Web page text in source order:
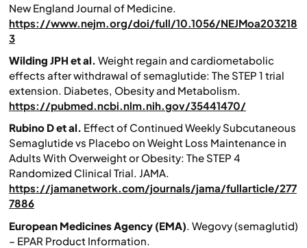
New England Journal of Medicine.
https://www.nejm.org/doi/full/10.1056/NEJMoa203218
3
Wilding JPH et al. Weight regain and cardiometabolic
effects after withdrawal of semaglutide: The STEP 1 trial
extension. Diabetes, Obesity and Metabolism.
https://pubmed.ncbi.nlm.nih.gov/35441470/
Rubino D et al. Effect of Continued Weekly Subcutaneous
Semaglutide vs Placebo on Weight Loss Maintenance in
Adults With Overweight or Obesity: The STEP 4
Randomized Clinical Trial. JAMA.
https://jamanetwork.com/journals/jama/fullarticle/277
7886
European Medicines Agency (EMA). Wegovy (semaglutid)
– EPAR Product Information.